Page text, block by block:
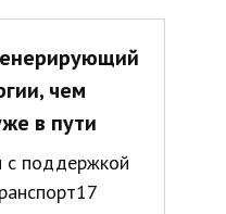
чем
в пути
с поддержкой